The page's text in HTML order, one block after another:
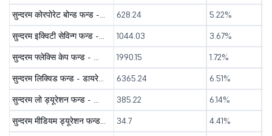
सुन्दरम कोरपोरेट बोन्ड फन्ड - डायरेक्ट ( जि )
628.24 5.22%
सुन्दरम इक्विटी सेविन्ग फन्ड - डायरेक्ट ( जि )
1044.03 3.67%
सुन्दरम फ्लेक्सि केप फन्ड - डायरेक्ट ( जि )
1990.15 1.72%
सुन्दरम लिक्विड फन्ड - डायरेक्ट ( जि )
6365.24 6.51%
सुन्दरम लो ड्यूरेशन फन्ड - डायरेक्ट ( जि )
385.22 6.14%
सुन्दरम मीडियम ड्यूरेशन फन्ड - डायरेक्ट ( जि )
34.7 4.41%